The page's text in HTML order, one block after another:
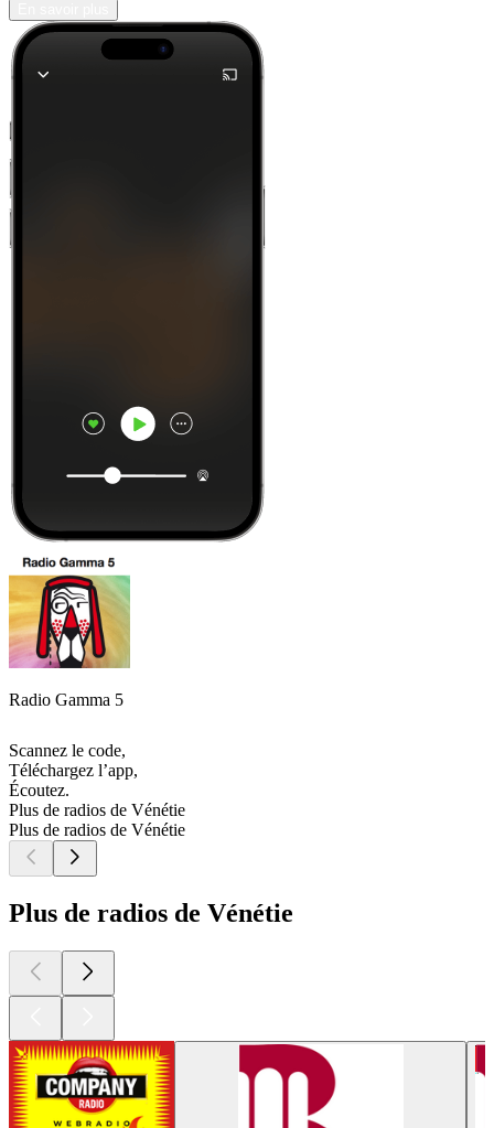
Radio Gamma 5
Scannez le code,
Téléchargez l’app,
Écoutez.
Plus de radios de Vénétie
Plus de radios de Vénétie
Plus de radios de Vénétie